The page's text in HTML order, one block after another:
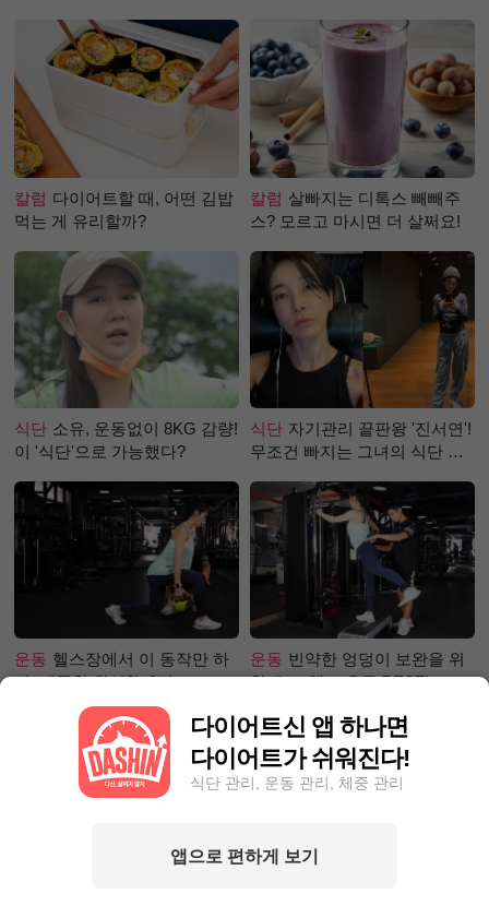
칼럼 다이어트할 때, 어떤 김밥
먹는 게 유리할까?
칼럼 살빠지는 디톡스 빼빼주
스? 모르고 마시면 더 살쩌요!
식단 소유, 운동없이 8KG 감량!
이 '식단'으로 가능했다?
식단 자기관리 끝판왕 '진서연'!
무조건 빠지는 그녀의 식단 정
운동 헬스장에서 이 동작만 하
면, 애플힙 완성?! -2탄-
운동 빈약한 엉덩이 보완을 위
한 초보 헬스 운동 BEST!
다이어트신 앱 하나면
다이어트가 쉬워진다!
식단 관리, 운동 관리, 체중 관리
앱으로 편하게 보기